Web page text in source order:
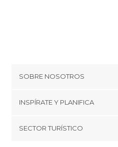
SOBRE NOSOTROS
Cookies
Términos y condiciones
INSPÍRATE Y PLANIFICA
SECTOR TURÍSTICO